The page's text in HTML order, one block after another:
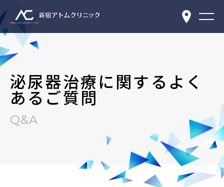
泌尿器治療に関するよく
あるご質問
Q&A